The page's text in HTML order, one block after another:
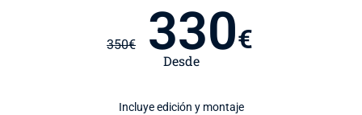
350€ 330€
Desde
Incluye edición y montaje